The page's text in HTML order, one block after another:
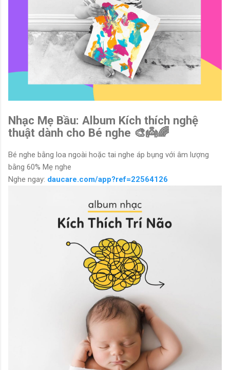
Nhạc Mẹ Bầu: Album Kích thích nghệ
thuật dành cho Bé nghe 🎨👼🌈
Bé nghe bằng loa ngoài hoặc tai nghe áp bụng với âm lượng
bằng 60% Mẹ nghe
Nghe ngay: daucare.com/app?ref=22564126